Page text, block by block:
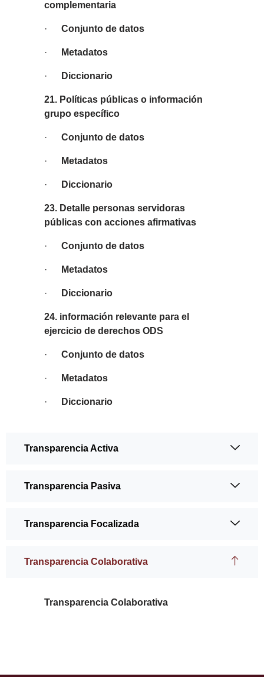
complementaria
· Conjunto de datos
· Metadatos
· Diccionario
21. Políticas públicas o información
grupo específico
· Conjunto de datos
· Metadatos
· Diccionario
23. Detalle personas servidoras
públicas con acciones afirmativas
· Conjunto de datos
· Metadatos
· Diccionario
24. información relevante para el
ejercicio de derechos ODS
· Conjunto de datos
· Metadatos
· Diccionario
Transparencia Activa
Transparencia Pasiva
Transparencia Focalizada
Transparencia Colaborativa
Transparencia Colaborativa